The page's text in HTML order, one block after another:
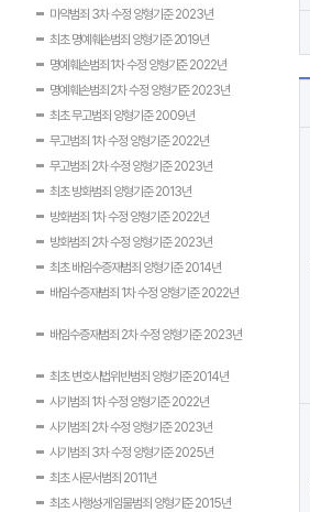
마약범죄 3차 수정 양형기준 2023년
최초 명예훼손범죄 양형기준 2019년
명예훼손범죄 1차 수정 양형기준 2022년
명예훼손범죄 2차 수정 양형기준 2023년
최초 무고범죄 양형기준 2009년
무고범죄 1차 수정 양형기준 2022년
무고범죄 2차 수정 양형기준 2023년
최초 방화범죄 양형기준 2013년
방화범죄 1차 수정 양형기준 2022년
방화범죄 2차 수정 양형기준 2023년
최초 배임수증재범죄 양형기준 2014년
배임수증재범죄 1차 수정 양형기준 2022년
배임수증재범죄 2차 수정 양형기준 2023년
최초 변호사법위반범죄 양형기준 2014년
사기범죄 1차 수정 양형기준 2022년
사기범죄 2차 수정 양형기준 2023년
사기범죄 3차 수정 양형기준 2025년
최초 사문서범죄 2011년
최초 사행성·게임물범죄 양형기준 2015년